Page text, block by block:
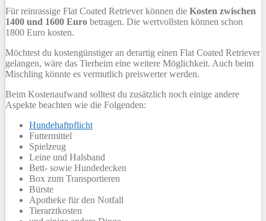
Für reinrassige Flat Coated Retriever können die Kosten zwischen
1400 und 1600 Euro betragen. Die wertvollsten können schon
1800 Euro kosten.
Möchtest du kostengünstiger an derartig einen Flat Coated Retriever
gelangen, wäre das Tierheim eine weitere Möglichkeit. Auch beim
Mischling könnte es vermutlich preiswerter werden.
Beim Kostenaufwand solltest du zusätzlich noch einige andere
Aspekte beachten wie die Folgenden:
Hundehaftpflicht
Futtermittel
Spielzeug
Leine und Halsband
Bett- sowie Hundedecken
Box zum Transportieren
Bürste
Apotheke für den Notfall
Tierarztkosten